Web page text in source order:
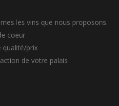
les vins que nous proposons.
coeur
qualité/prix
de votre palais